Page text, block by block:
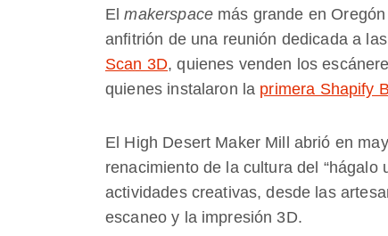
Elmakerspacemás grande en
anfitrión de una reunión dedicada a
Scan 3D, quienes venden los
quienes instalaron la primera Shapify
El High Desert Maker Mill abrió en
renacimiento de la cultura del “hágalo
actividades creativas, desde las
escaneo y la impresión 3D.